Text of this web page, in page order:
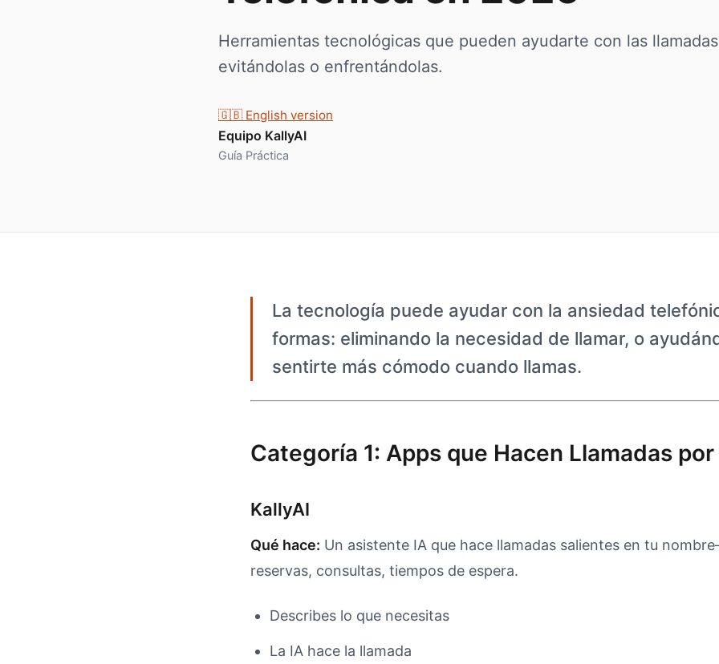
Herramientas tecnológicas que pueden ayudarte con las
evitándolas o enfrentándolas.
🇬🇧 English version
Equipo KallyAI
Guía Práctica
La tecnología puede ayudar con la ansiedad
formas: eliminando la necesidad de llamar, o
sentirte más cómodo cuando llamas.
Categoría 1: Apps que Hacen Llamadas por
KallyAI
Qué hace: Un asistente IA que hace llamadas salientes en tu
reservas, consultas, tiempos de espera.
Describes lo que necesitas
La IA hace la llamada